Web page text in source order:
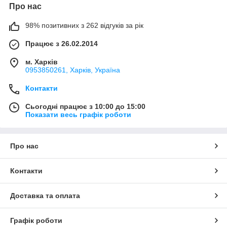
Про нас
98% позитивних з 262 відгуків за рік
Працює з 26.02.2014
м. Харків
0953850261, Харків, Україна
Контакти
Сьогодні працює з 10:00 до 15:00
Показати весь графік роботи
Про нас
Контакти
Доставка та оплата
Графік роботи